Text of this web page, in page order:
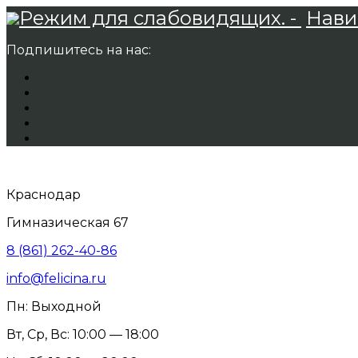
Режим для слабовидящих. -
Подпишитесь на нас:
Краснодар
Гимназическая 67
8 (861) 262-40-86
info@felicina.ru
Пн: Выходной
Вт, Ср, Вс: 10:00 — 18:00